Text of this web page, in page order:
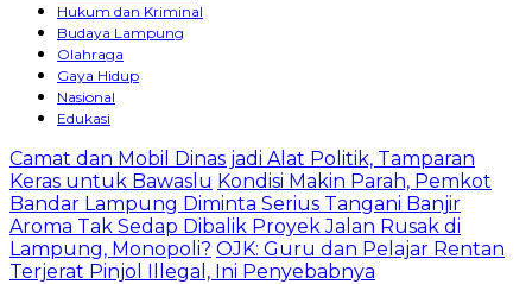
Hukum dan Kriminal
Budaya Lampung
Olahraga
Gaya Hidup
Nasional
Edukasi
Camat dan Mobil Dinas jadi Alat Politik, Tamparan
Keras untuk Bawaslu Kondisi Makin Parah, Pemkot
Bandar Lampung Diminta Serius Tangani Banjir
Aroma Tak Sedap Dibalik Proyek Jalan Rusak di
Lampung, Monopoli? OJK: Guru dan Pelajar Rentan
Terjerat Pinjol Illegal, Ini Penyebabnya